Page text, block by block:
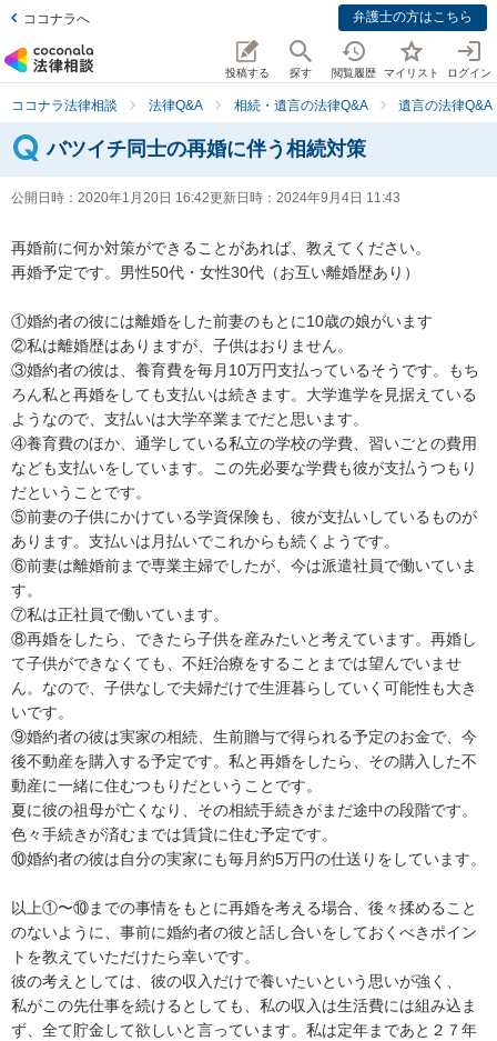
ココナラへ 弁護士の方はこちら
投稿する 探す 閲覧履歴 マイリスト ログイン
ココナラ法律相談 法律Q&A 相続・遺言の法律Q&A 遺言の法律Q&A
バツイチ同士の再婚に伴う相続対策
公開日時： 2020年1月20日 16:42更新日時： 2024年9月4日 11:43
再婚前に何か対策ができることがあれば、教えてください。
再婚予定です。男性50代・女性30代（お互い離婚歴あり）
①婚約者の彼には離婚をした前妻のもとに10歳の娘がいます
②私は離婚歴はありますが、子供はおりません。
③婚約者の彼は、養育費を毎月10万円支払っているそうです。もち
ろん私と再婚をしても支払いは続きます。大学進学を見据えている
ようなので、支払いは大学卒業までだと思います。
④養育費のほか、通学している私立の学校の学費、習いごとの費用
なども支払いをしています。この先必要な学費も彼が支払うつもり
だということです。
⑤前妻の子供にかけている学資保険も、彼が支払いしているものが
あります。支払いは月払いでこれからも続くようです。
⑥前妻は離婚前まで専業主婦でしたが、今は派遣社員で働いていま
す。
⑦私は正社員で働いています。
⑧再婚をしたら、できたら子供を産みたいと考えています。再婚し
て子供ができなくても、不妊治療をすることまでは望んでいませ
ん。なので、子供なしで夫婦だけで生涯暮らしていく可能性も大き
いです。
⑨婚約者の彼は実家の相続、生前贈与で得られる予定のお金で、今
後不動産を購入する予定です。私と再婚をしたら、その購入した不
動産に一緒に住むつもりだということです。
夏に彼の祖母が亡くなり、その相続手続きがまだ途中の段階です。
色々手続きが済むまでは賃貸に住む予定です。
⑩婚約者の彼は自分の実家にも毎月約5万円の仕送りをしています。
以上①〜⑩までの事情をもとに再婚を考える場合、後々揉めること
のないように、事前に婚約者の彼と話し合いをしておくべきポイン
トを教えていただけたら幸いです。
彼の考えとしては、彼の収入だけで養いたいという思いが強く、
私がこの先仕事を続けるとしても、私の収入は生活費には組み込ま
ず、全て貯金して欲しいと言っています。私は定年まであと２７年